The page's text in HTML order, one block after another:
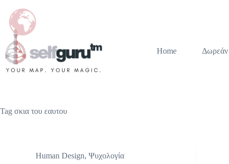
Home
Tag σκια του εαυτου
Human Design, Ψυχολογία